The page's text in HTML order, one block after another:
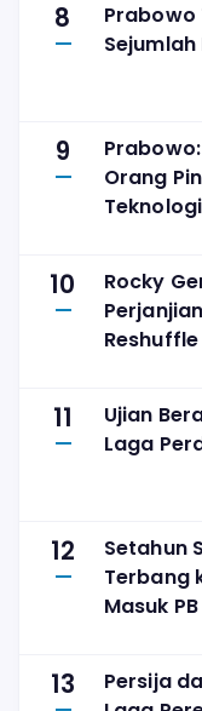
8
Prabowo
9
Orang
Teknologi
10
Rocky
Reshuffle
11
Ujian
Laga
12
Setahun
Terbang
Masuk
13
Persija